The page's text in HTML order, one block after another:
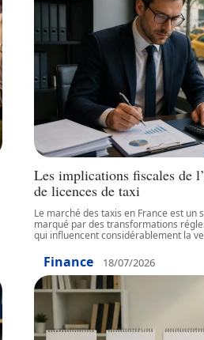
Les implications fiscales de
de licences de taxi
Le marché des taxis en France est un
marqué par des transformations
qui influencent considérablement la
Finance 18/07/2026